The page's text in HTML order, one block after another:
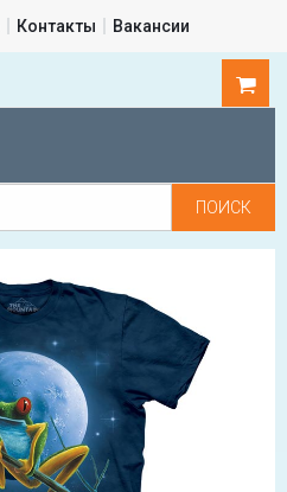
Контакты Вакансии